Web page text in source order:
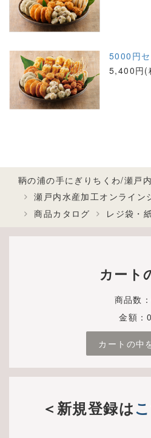
5000円セ
5,400円(
鞆の浦の手にぎりちくわ/瀬戸
瀬戸内水産加工オンライン
商品カタログ
レジ袋・
カート
商品数
金額：0
カートの中
＜新規登録は